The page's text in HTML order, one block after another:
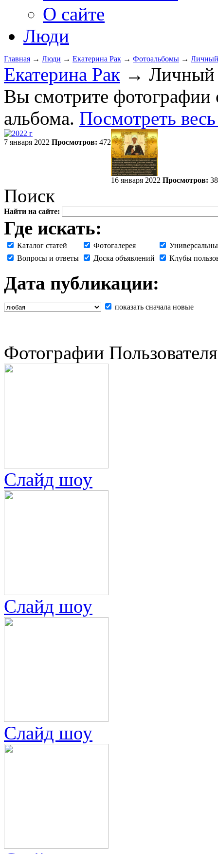
О сайте
Люди
Главная → Люди → Екатерина Рак → Фотоальбомы → Личный
Екатерина Рак → Личный
Вы смотрите фотографии
альбома. Посмотреть
7 января 2022 Просмотров: 472
16 января 2022 Просмотров:
Поиск
Найти на сайте:
Где искать:
Каталог статей Фотогалерея
Вопросы и ответы
Доска объявлений Клубы
Дата публикации:
показать сначала новые
Фотографии Пользователя
Слайд шоу
Слайд шоу
Слайд шоу